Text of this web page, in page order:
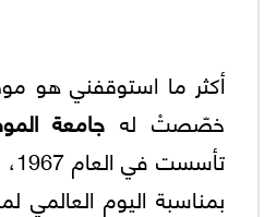
أكثر ما استوقفني هو
خصّصتْ له جامعة
بمناسبة اليوم العالمي